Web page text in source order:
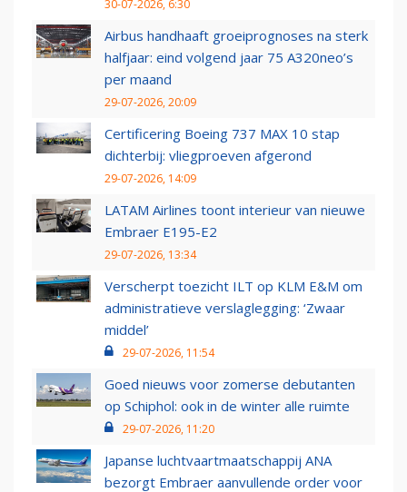
30-07-2026, 6:30
Airbus handhaaft groeiprognoses na sterk
halfjaar: eind volgend jaar 75 A320neo’s
per maand
29-07-2026, 20:09
Certificering Boeing 737 MAX 10 stap
dichterbij: vliegproeven afgerond
29-07-2026, 14:09
LATAM Airlines toont interieur van nieuwe
Embraer E195-E2
29-07-2026, 13:34
Verscherpt toezicht ILT op KLM E&M om
administratieve verslaglegging: ‘Zwaar
middel’
29-07-2026, 11:54
Goed nieuws voor zomerse debutanten
op Schiphol: ook in de winter alle ruimte
29-07-2026, 11:20
Japanse luchtvaartmaatschappij ANA
bezorgt Embraer aanvullende order voor